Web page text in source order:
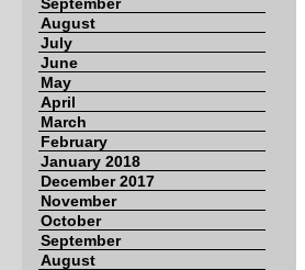
August
July
June
May
April
March
February
January 2018
December 2017
November
October
September
August